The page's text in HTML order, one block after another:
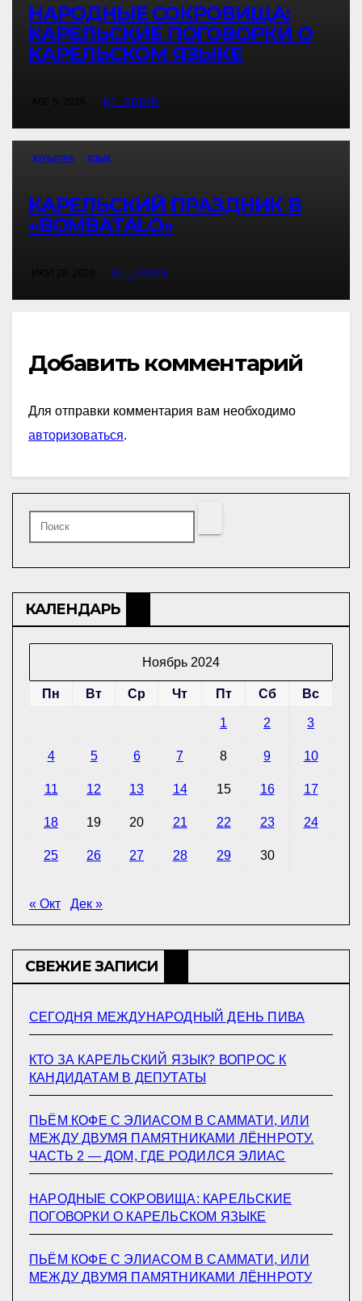
НАРОДНЫЕ СОКРОВИЩА:
КАРЕЛЬСКИЕ ПОГОВОРКИ О
КАРЕЛЬСКОМ ЯЗЫКЕ
KT_ADMIN
КУЛЬТУРА ЯЗЫК
КАРЕЛЬСКИЙ ПРАЗДНИК В
«BOMBATALO»
KT_ADMIN
Добавить комментарий
Для отправки комментария вам необходимо
авторизоваться.
КАЛЕНДАРЬ
Ноябрь 2024
Пн Вт Ср Чт Пт Сб Вс
1 2 3
4 5 6 7 8 9 10
11 12 13 14 15 16 17
18 19 20 21 22 23 24
25 26 27 28 29 30
« Окт Дек »
СВЕЖИЕ ЗАПИСИ
СЕГОДНЯ МЕЖДУНАРОДНЫЙ ДЕНЬ ПИВА
КТО ЗА КАРЕЛЬСКИЙ ЯЗЫК? ВОПРОС К
КАНДИДАТАМ В ДЕПУТАТЫ
ПЬЁМ КОФЕ С ЭЛИАСОМ В САММАТИ, ИЛИ
МЕЖДУ ДВУМЯ ПАМЯТНИКАМИ ЛЁННРОТУ.
ЧАСТЬ 2 — ДОМ, ГДЕ РОДИЛСЯ ЭЛИАС
НАРОДНЫЕ СОКРОВИЩА: КАРЕЛЬСКИЕ
ПОГОВОРКИ О КАРЕЛЬСКОМ ЯЗЫКЕ
ПЬЁМ КОФЕ С ЭЛИАСОМ В САММАТИ, ИЛИ
МЕЖДУ ДВУМЯ ПАМЯТНИКАМИ ЛЁННРОТУ